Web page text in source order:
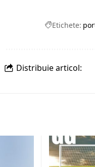
Etichete:
Distribuie articol: